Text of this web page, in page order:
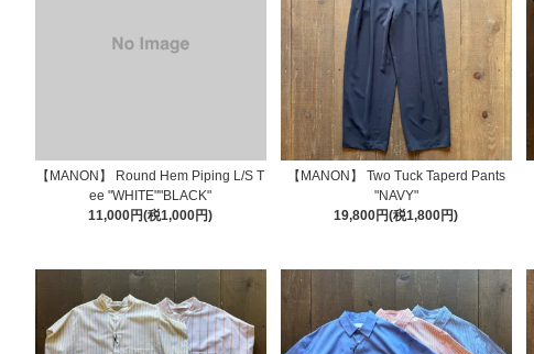
【MANON】 Round Hem Piping L/S T
ee "WHITE""BLACK"
11,000円(税1,000円)
【MANON】 Two Tuck Taperd Pants
"NAVY"
19,800円(税1,800円)